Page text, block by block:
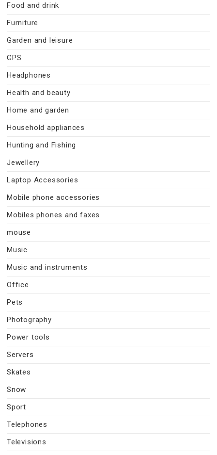
Food and drink
Furniture
Garden and leisure
GPS
Headphones
Health and beauty
Home and garden
Household appliances
Hunting and Fishing
Jewellery
Laptop Accessories
Mobile phone accessories
Mobiles phones and faxes
mouse
Music
Music and instruments
Office
Pets
Photography
Power tools
Servers
Skates
Snow
Sport
Telephones
Televisions